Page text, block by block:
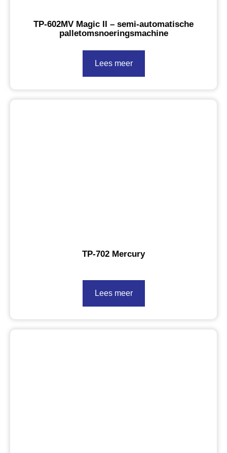
TP-602MV Magic II – semi-automatische
palletomsnoeringsmachine
Lees meer
TP-702 Mercury
Lees meer